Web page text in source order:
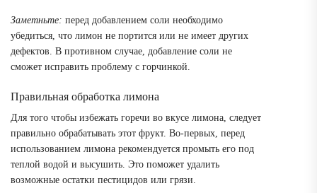
Заметньте: перед добавлением соли необходимо
убедиться, что лимон не портится или не имеет других
дефектов. В противном случае, добавление соли не
сможет исправить проблему с горчинкой.
Правильная обработка лимона
Для того чтобы избежать горечи во вкусе лимона, следует
правильно обрабатывать этот фрукт. Во-первых, перед
использованием лимона рекомендуется промыть его под
теплой водой и высушить. Это поможет удалить
возможные остатки пестицидов или грязи.